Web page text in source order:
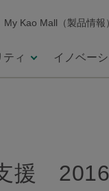
My Kao Mall（製品情報）
ィ イノベー
援